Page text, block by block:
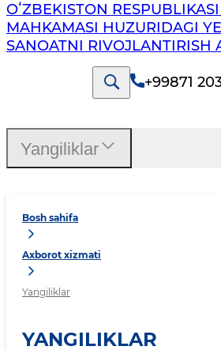
OʻZBEKISTON
MAHKAMASI HUZURIDAGI
SANOATNI RIVOJLANTIRISH
+99871
Bosh sahifa
Axborot xizmati
Yangiliklar
YANGILIKLAR
Yangiliklar